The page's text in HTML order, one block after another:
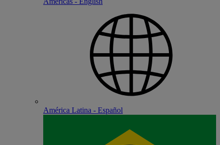
América Latina - Español